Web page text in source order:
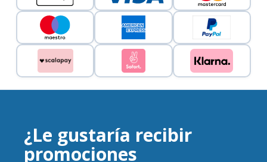
¿Le gustaría recibir
promociones